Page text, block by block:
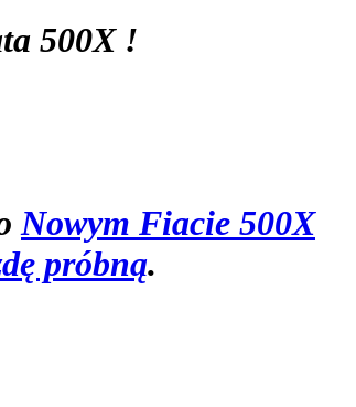
500X !
Nowym Fiacie 500X
próbną.